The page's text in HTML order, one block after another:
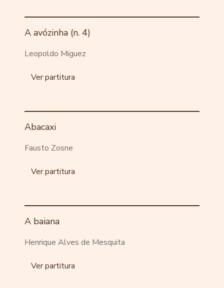
A avózinha (n. 4)
Leopoldo Miguez
Ver partitura
Abacaxi
Fausto Zosne
Ver partitura
A baiana
Henrique Alves de Mesquita
Ver partitura